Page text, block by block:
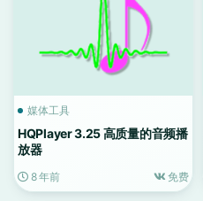
媒体工具
HQPlayer 3.25 高质量的音频播
放器
8 年前 免费